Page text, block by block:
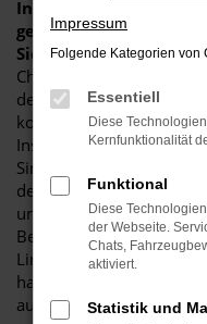
Inspektion und Wartung
genauen Blick auf
Sicherheit erhöhen .
Checks zu jeder Zeit eine
des zu erwartenden
kombinieren wir den
Instandsetzungen oder
Sinne mit. Bei
den von Ihnen
unterbreiten Ihnen
Beachten Sie dabei, dass
Linie die Betriebs- und
haben aber auf Wunsch
ausgeweitet werden
Impressum
Folgende Kategorien von
Essentiell
Diese
Kernfunktionalität
Funktional
Diese
der Webseite.
Chats,
aktiviert.
Statistik und